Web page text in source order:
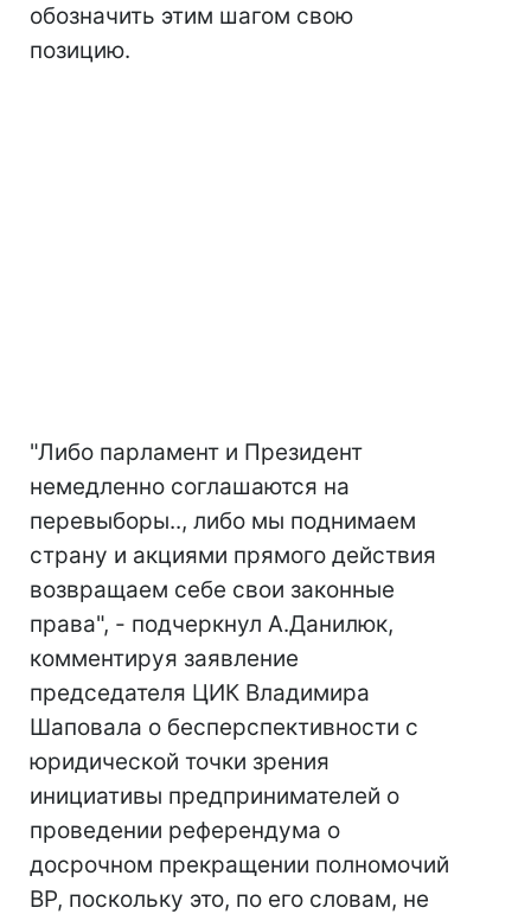
обозначить этим шагом свою
позицию.
"Либо парламент и Президент
немедленно соглашаются на
перевыборы.., либо мы поднимаем
страну и акциями прямого действия
возвращаем себе свои законные
права", - подчеркнул А.Данилюк,
комментируя заявление
председателя ЦИК Владимира
Шаповала о бесперспективности с
юридической точки зрения
инициативы предпринимателей о
проведении референдума о
досрочном прекращении полномочий
ВР, поскольку это, по его словам, не